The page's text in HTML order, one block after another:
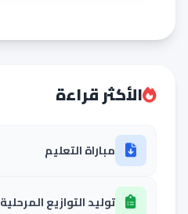
الأكثر قراءة
مباراة التعليم
توليد التوازيع المرحلية